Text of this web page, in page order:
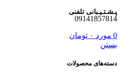
پـشـتـیـبانی تلفنی
09141857814
0 مورد ۰ تومان
بستن
دسته‌های محصولات